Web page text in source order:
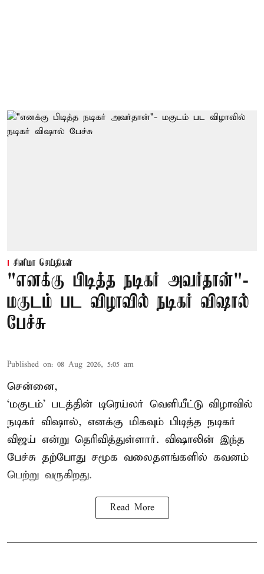
சினிமா செய்திகள்
"எனக்கு பிடித்த நடிகர் அவர்தான்"-
மகுடம் பட விழாவில் நடிகர் விஷால்
பேச்சு
Published on: 08 Aug 2026, 5:05 am
சென்னை,
‘மகுடம்’ படத்தின் டிரெய்லர் வெளியீட்டு விழாவில்
நடிகர் விஷால், எனக்கு மிகவும் பிடித்த நடிகர்
விஜய் என்று தெரிவித்துள்ளார். விஷாலின் இந்த
பேச்சு தற்போது சமூக வலைதளங்களில் கவனம்
பெற்று வருகிறது.
Read More